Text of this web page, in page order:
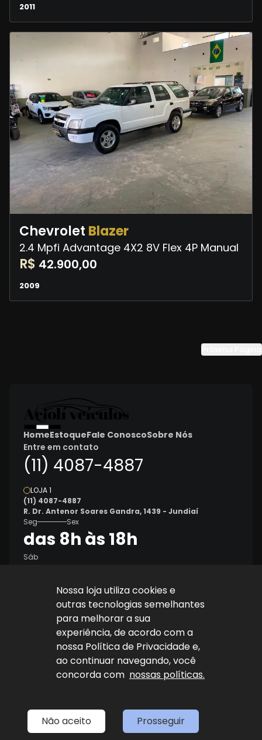
2011
Chevrolet Blazer
2.4 Mpfi Advantage 4X2 8V Flex 4P Manual
R$ 42.900,00
2009
HomeEstoqueFale ConoscoSobre Nós
Entre em contato
(11) 4087-4887
LOJA 1
(11) 4087-4887
R. Dr. Antenor Soares Gandra, 1439 - Jundiaí
Seg
Sex
das 8h às 18h
Sáb
Explore nosso sucesso
Desenvolvido porsync
Nossa loja utiliza cookies e
outras tecnologias semelhantes
para melhorar a sua
experiência, de acordo com a
nossa Política de Privacidade e,
ao continuar navegando, você
concorda com nossas políticas.
Não aceito Prosseguir